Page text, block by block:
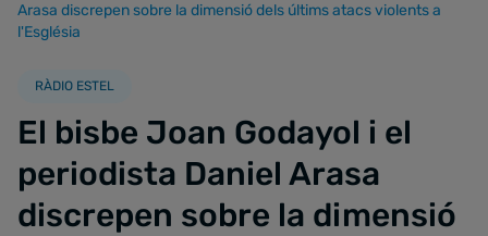
Arasa discrepen sobre la dimensió dels últims atacs violents a
l'Església
RÀDIO ESTEL
El bisbe Joan Godayol i el
periodista Daniel Arasa
discrepen sobre la dimensió